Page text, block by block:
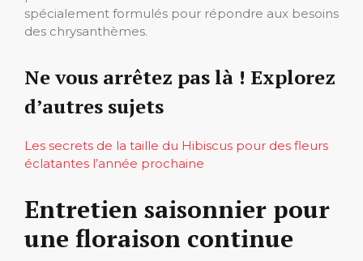
spécialement formulés pour répondre aux besoins
des chrysanthèmes.
Ne vous arrêtez pas là ! Explorez
d’autres sujets
Les secrets de la taille du Hibiscus pour des fleurs
éclatantes l’année prochaine
Entretien saisonnier pour
une floraison continue